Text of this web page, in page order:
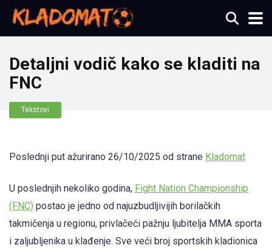
Detaljni vodič kako se kladiti na
FNC
Tekstovi
Poslednji put ažurirano 26/10/2025 od strane Kladomat
U poslednjih nekoliko godina, Fight Nation Championship
(FNC) postao je jedno od najuzbudljivijih borilačkih
takmičenja u regionu, privlačeći pažnju ljubitelja MMA sporta
i zaljubljenika u klađenje. Sve veći broj sportskih kladionica